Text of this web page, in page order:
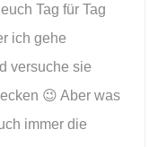
Tag für Tag
ich gehe
versuche sie
😉 Aber was
immer die